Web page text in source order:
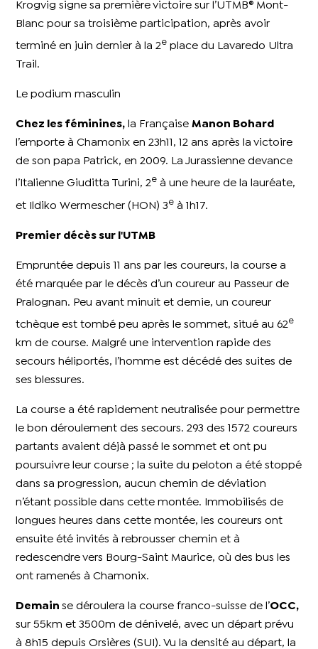
Krogvig signe sa première victoire sur l’UTMB® Mont-
Blanc pour sa troisième participation, après avoir
terminé en juin dernier à la 2e place du Lavaredo Ultra
Trail.
Le podium masculin
Chez les féminines, la FrançaiseManon Bohard
l’emporte à Chamonix en 23h11, 12 ans après la victoire
de son papa Patrick, en 2009. La Jurassienne devance
l’Italienne Giuditta Turini, 2e à une heure de la lauréate,
et Ildiko Wermescher (HON) 3e à 1h17.
Premier décès sur l'UTMB
Empruntée depuis 11 ans par les coureurs, la course a
été marquée par le décès d’un coureur au Passeur de
Pralognan. Peu avant minuit et demie, un coureur
tchèque est tombé peu après le sommet, situé au 62e
km de course. Malgré une intervention rapide des
secours héliportés, l’homme est décédé des suites de
ses blessures.
La course a été rapidement neutralisée pour permettre
le bon déroulement des secours. 293 des 1572 coureurs
partants avaient déjà passé le sommet et ont pu
poursuivre leur course ; la suite du peloton a été stoppé
dans sa progression, aucun chemin de déviation
n’étant possible dans cette montée. Immobilisés de
longues heures dans cette montée, les coureurs ont
ensuite été invités à rebrousser chemin et à
redescendre vers Bourg-Saint Maurice, où des bus les
ont ramenés à Chamonix.
Demainse déroulera la course franco-suisse de l’OCC,
sur 55km et 3500m de dénivelé, avec un départ prévu
à 8h15 depuis Orsières (SUI). Vu la densité au départ, la